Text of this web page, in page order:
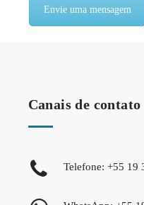
Envie uma mensagem
Canais de contato
Telefone: +55 19